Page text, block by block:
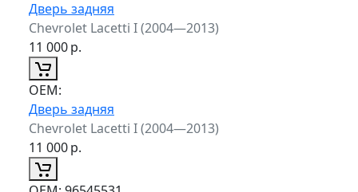
Дверь задняя
Chevrolet Lacetti I (2004—2013)
11 000р.
ОЕМ:
Дверь задняя
Chevrolet Lacetti I (2004—2013)
11 000р.